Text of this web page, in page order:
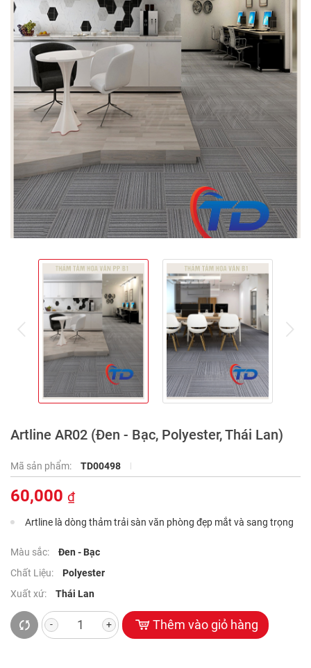
prev
Artline AR02 (Đen - Bạc, Polyester, Thái Lan)
Mã sản phẩm: TD00498
60,000 ₫
Artline là dòng thảm trải sàn văn phòng đẹp mắt và sang trọng
thự, khách sạn…
Màu sắc:
Đen - Bạc
Chất Liệu:
Polyester
Xuất xứ:
Thái Lan
- + Thêm vào giỏ hàng